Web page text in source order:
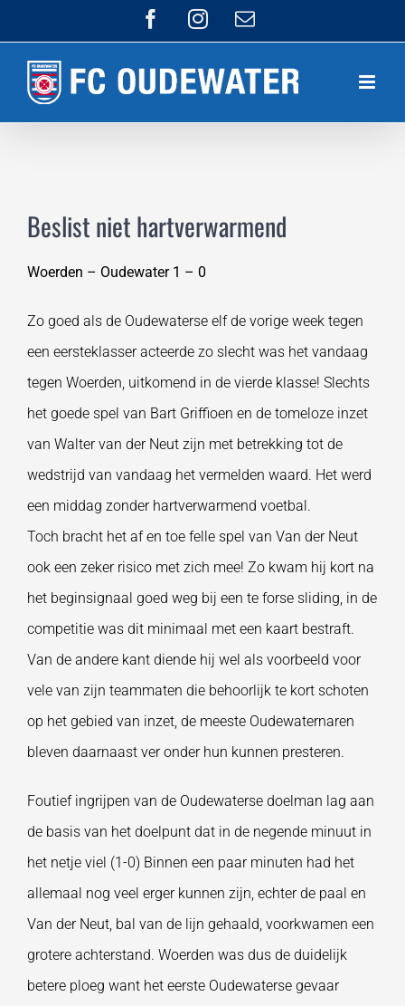
naar
inhoud
FacebookInstagram
E-
mail
Beslist niet hartverwarmend
Woerden – Oudewater 1 – 0
Zo goed als de Oudewaterse elf de vorige week tegen
een eersteklasser acteerde zo slecht was het vandaag
tegen Woerden, uitkomend in de vierde klasse! Slechts
het goede spel van Bart Griffioen en de tomeloze inzet
van Walter van der Neut zijn met betrekking tot de
wedstrijd van vandaag het vermelden waard. Het werd
een middag zonder hartverwarmend voetbal.
Toch bracht het af en toe felle spel van Van der Neut
ook een zeker risico met zich mee! Zo kwam hij kort na
het beginsignaal goed weg bij een te forse sliding, in de
competitie was dit minimaal met een kaart bestraft.
Van de andere kant diende hij wel als voorbeeld voor
vele van zijn teammaten die behoorlijk te kort schoten
op het gebied van inzet, de meeste Oudewaternaren
bleven daarnaast ver onder hun kunnen presteren.
Foutief ingrijpen van de Oudewaterse doelman lag aan
de basis van het doelpunt dat in de negende minuut in
het netje viel (1-0) Binnen een paar minuten had het
allemaal nog veel erger kunnen zijn, echter de paal en
Van der Neut, bal van de lijn gehaald, voorkwamen een
grotere achterstand. Woerden was dus de duidelijk
betere ploeg want het eerste Oudewaterse gevaar